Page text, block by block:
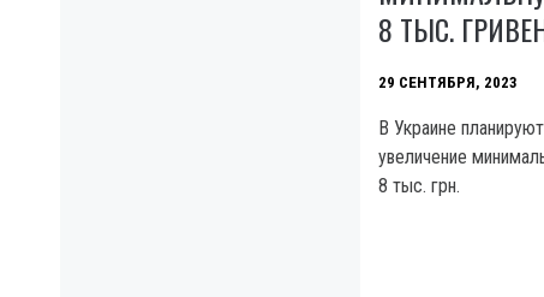
8 ТЫС.
29 СЕНТЯБРЯ, 2023
В Украине
увеличение
8 тыс. грн.